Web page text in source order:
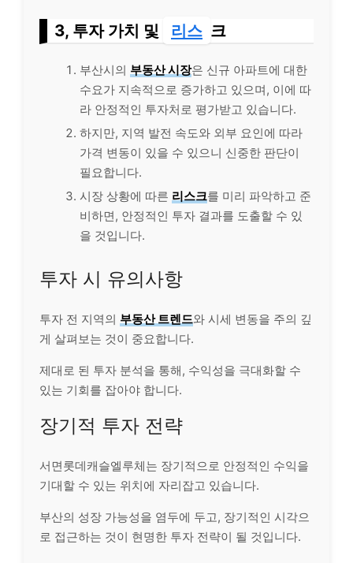
3, 투자 가치 및 리스 크
부산시의 부동산 시장은 신규 아파트에 대한
수요가 지속적으로 증가하고 있으며, 이에 따
라 안정적인 투자처로 평가받고 있습니다.
하지만, 지역 발전 속도와 외부 요인에 따라
가격 변동이 있을 수 있으니 신중한 판단이
필요합니다.
시장 상황에 따른 리스크를 미리 파악하고 준
비하면, 안정적인 투자 결과를 도출할 수 있
을 것입니다.
투자 시 유의사항
투자 전 지역의 부동산 트렌드와 시세 변동을 주의 깊
게 살펴보는 것이 중요합니다.
제대로 된 투자 분석을 통해, 수익성을 극대화할 수
있는 기회를 잡아야 합니다.
장기적 투자 전략
서면롯데캐슬엘루체는 장기적으로 안정적인 수익을
기대할 수 있는 위치에 자리잡고 있습니다.
부산의 성장 가능성을 염두에 두고, 장기적인 시각으
로 접근하는 것이 현명한 투자 전략이 될 것입니다.